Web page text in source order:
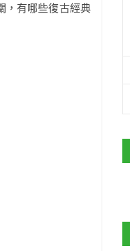
，有哪些復古經典